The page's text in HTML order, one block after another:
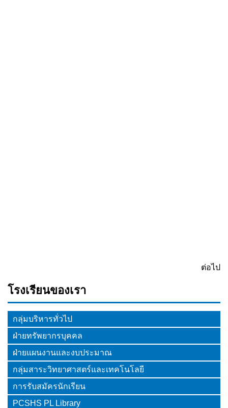
ต่อไป
โรงเรียนของเรา
กลุ่มบริหารทั่วไป
ฝ่ายทรัพยากรบุคคล
ฝ่ายแผนงานและงบประมาณ
กลุ่มสาระวิทยาศาสตร์และเทคโนโลยี
การรับสมัครนักเรียน
PCSHS PL Library